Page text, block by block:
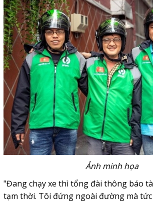
Ảnh minh họa
"Đang chạy xe thì tổng đài thông báo
tạm thời. Tôi đứng ngoài đường mà